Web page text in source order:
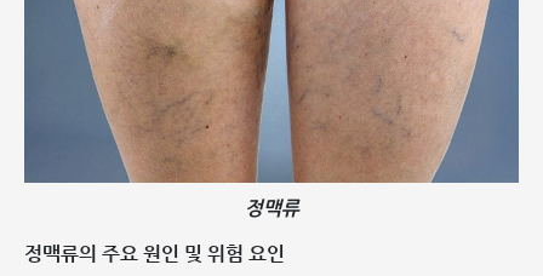
정맥류
정맥류의 주요 원인 및 위험 요인